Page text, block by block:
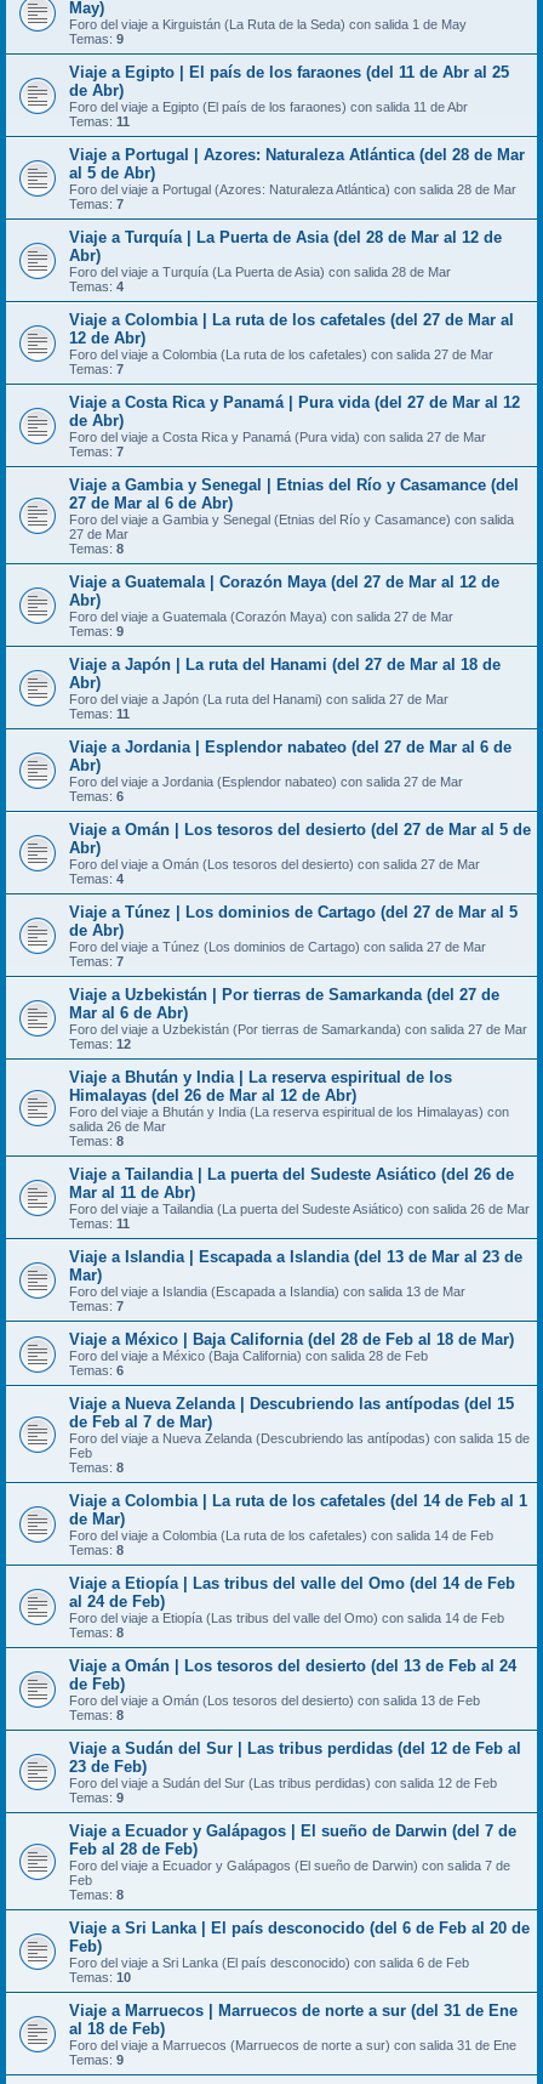
May)
Foro del viaje a Kirguistán (La Ruta de la Seda) con salida 1 de May
Temas: 9
Viaje a Egipto | El país de los faraones (del 11 de Abr al 25
de Abr)
Foro del viaje a Egipto (El país de los faraones) con salida 11 de Abr
Temas: 11
Viaje a Portugal | Azores: Naturaleza Atlántica (del 28 de Mar
al 5 de Abr)
Foro del viaje a Portugal (Azores: Naturaleza Atlántica) con salida 28 de Mar
Temas: 7
Viaje a Turquía | La Puerta de Asia (del 28 de Mar al 12 de
Abr)
Foro del viaje a Turquía (La Puerta de Asia) con salida 28 de Mar
Temas: 4
Viaje a Colombia | La ruta de los cafetales (del 27 de Mar al
12 de Abr)
Foro del viaje a Colombia (La ruta de los cafetales) con salida 27 de Mar
Temas: 7
Viaje a Costa Rica y Panamá | Pura vida (del 27 de Mar al 12
de Abr)
Foro del viaje a Costa Rica y Panamá (Pura vida) con salida 27 de Mar
Temas: 7
Viaje a Gambia y Senegal | Etnias del Río y Casamance (del
27 de Mar al 6 de Abr)
Foro del viaje a Gambia y Senegal (Etnias del Río y Casamance) con salida
27 de Mar
Temas: 8
Viaje a Guatemala | Corazón Maya (del 27 de Mar al 12 de
Abr)
Foro del viaje a Guatemala (Corazón Maya) con salida 27 de Mar
Temas: 9
Viaje a Japón | La ruta del Hanami (del 27 de Mar al 18 de
Abr)
Foro del viaje a Japón (La ruta del Hanami) con salida 27 de Mar
Temas: 11
Viaje a Jordania | Esplendor nabateo (del 27 de Mar al 6 de
Abr)
Foro del viaje a Jordania (Esplendor nabateo) con salida 27 de Mar
Temas: 6
Viaje a Omán | Los tesoros del desierto (del 27 de Mar al 5 de
Abr)
Foro del viaje a Omán (Los tesoros del desierto) con salida 27 de Mar
Temas: 4
Viaje a Túnez | Los dominios de Cartago (del 27 de Mar al 5
de Abr)
Foro del viaje a Túnez (Los dominios de Cartago) con salida 27 de Mar
Temas: 7
Viaje a Uzbekistán | Por tierras de Samarkanda (del 27 de
Mar al 6 de Abr)
Foro del viaje a Uzbekistán (Por tierras de Samarkanda) con salida 27 de Mar
Temas: 12
Viaje a Bhután y India | La reserva espiritual de los
Himalayas (del 26 de Mar al 12 de Abr)
Foro del viaje a Bhután y India (La reserva espiritual de los Himalayas) con
salida 26 de Mar
Temas: 8
Viaje a Tailandia | La puerta del Sudeste Asiático (del 26 de
Mar al 11 de Abr)
Foro del viaje a Tailandia (La puerta del Sudeste Asiático) con salida 26 de Mar
Temas: 11
Viaje a Islandia | Escapada a Islandia (del 13 de Mar al 23 de
Mar)
Foro del viaje a Islandia (Escapada a Islandia) con salida 13 de Mar
Temas: 7
Viaje a México | Baja California (del 28 de Feb al 18 de Mar)
Foro del viaje a México (Baja California) con salida 28 de Feb
Temas: 6
Viaje a Nueva Zelanda | Descubriendo las antípodas (del 15
de Feb al 7 de Mar)
Foro del viaje a Nueva Zelanda (Descubriendo las antípodas) con salida 15 de
Feb
Temas: 8
Viaje a Colombia | La ruta de los cafetales (del 14 de Feb al 1
de Mar)
Foro del viaje a Colombia (La ruta de los cafetales) con salida 14 de Feb
Temas: 8
Viaje a Etiopía | Las tribus del valle del Omo (del 14 de Feb
al 24 de Feb)
Foro del viaje a Etiopía (Las tribus del valle del Omo) con salida 14 de Feb
Temas: 8
Viaje a Omán | Los tesoros del desierto (del 13 de Feb al 24
de Feb)
Foro del viaje a Omán (Los tesoros del desierto) con salida 13 de Feb
Temas: 8
Viaje a Sudán del Sur | Las tribus perdidas (del 12 de Feb al
23 de Feb)
Foro del viaje a Sudán del Sur (Las tribus perdidas) con salida 12 de Feb
Temas: 9
Viaje a Ecuador y Galápagos | El sueño de Darwin (del 7 de
Feb al 28 de Feb)
Foro del viaje a Ecuador y Galápagos (El sueño de Darwin) con salida 7 de
Feb
Temas: 8
Viaje a Sri Lanka | El país desconocido (del 6 de Feb al 20 de
Feb)
Foro del viaje a Sri Lanka (El país desconocido) con salida 6 de Feb
Temas: 10
Viaje a Marruecos | Marruecos de norte a sur (del 31 de Ene
al 18 de Feb)
Foro del viaje a Marruecos (Marruecos de norte a sur) con salida 31 de Ene
Temas: 9